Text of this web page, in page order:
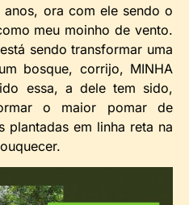
ora com ele sendo o
meu moinho de vento.
sendo transformar uma
bosque, corrijo, MINHA
essa, a dele tem sido,
o maior pomar de
plantadas em linha reta na